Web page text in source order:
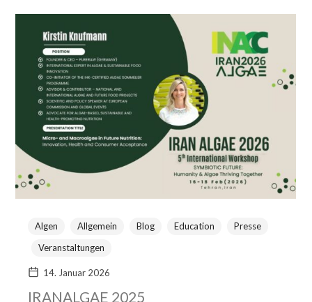
Algen Allgemein Blog Education
Presse
Veranstaltungen
14. Januar 2026
IRANALGAE 2025